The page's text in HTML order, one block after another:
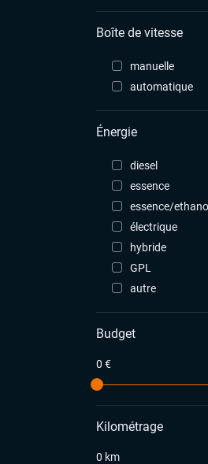
Boîte de vitesse
manuelle
automatique
Énergie
diesel
essence
essence/
électrique
hybride
GPL
autre
Budget
0 €
Kilométrage
0 km